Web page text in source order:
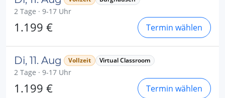
2 Tage · 9-17 Uhr
1.199 € Termin wählen
Di, 11. Aug Vollzeit Virtual Classroom
2 Tage · 9-17 Uhr
1.199 € Termin wählen